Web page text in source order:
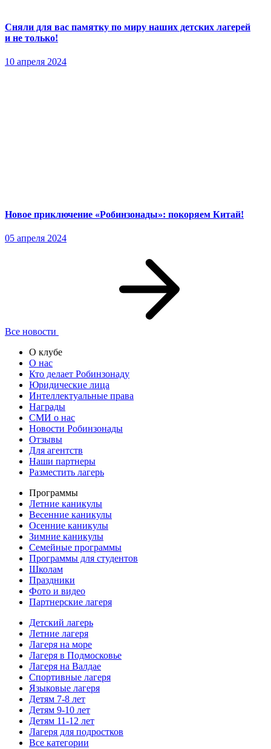
Сняли для вас памятку по миру наших детских лагерей
и не только!
10 апреля 2024
Новое приключение «Робинзонады»: покоряем Китай!
05 апреля 2024
Все новости
О клубе
О нас
Кто делает Робинзонаду
Юридические лица
Интеллектуальные права
Награды
СМИ о нас
Новости Робинзонады
Отзывы
Для агентств
Наши партнеры
Разместить лагерь
Программы
Летние каникулы
Весенние каникулы
Осенние каникулы
Зимние каникулы
Семейные программы
Программы для студентов
Школам
Праздники
Фото и видео
Партнерские лагеря
Детский лагерь
Летние лагеря
Лагеря на море
Лагеря в Подмосковье
Лагеря на Валдае
Спортивные лагеря
Языковые лагеря
Детям 7-8 лет
Детям 9-10 лет
Детям 11-12 лет
Лагеря для подростков
Все категории